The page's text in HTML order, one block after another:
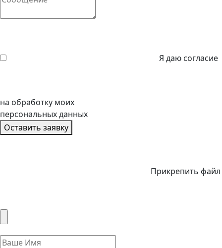
Я даю согласие
на обработку моих
персональных данных
Оставить заявку
Прикрепить файл